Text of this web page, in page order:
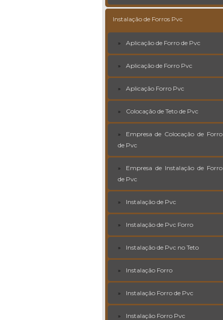
Instalação de Forros Pvc
Aplicação de Forro de Pvc
Aplicação de Forro Pvc
Aplicação Forro Pvc
Colocação de Teto de Pvc
Empresa de Colocação de Forro
de Pvc
Empresa de Instalação de Forro
de Pvc
Instalação de Pvc
Instalação de Pvc Forro
Instalação de Pvc no Teto
Instalação Forro
Instalação Forro de Pvc
Instalação Forro Pvc